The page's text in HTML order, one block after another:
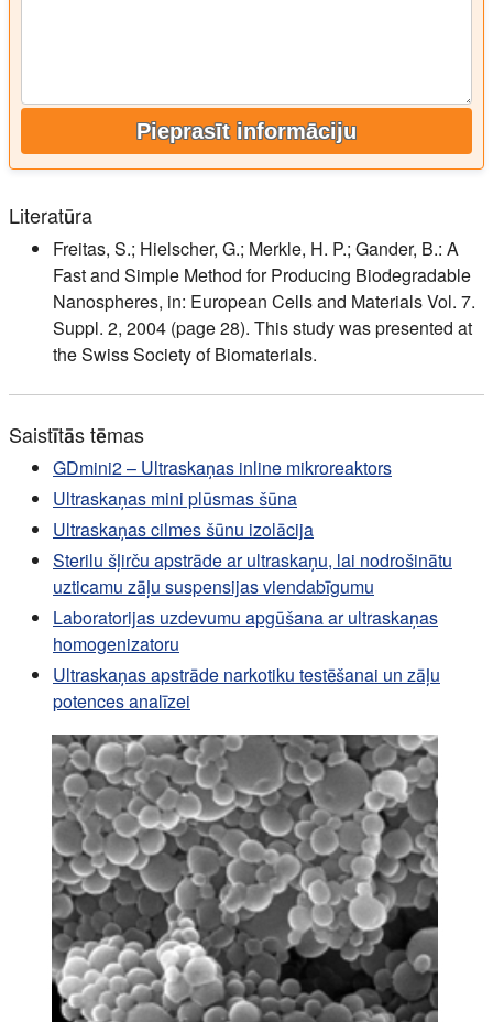
Pieprasīt informāciju
Literatūra
Freitas, S.; Hielscher, G.; Merkle, H. P.; Gander, B.: A
Fast and Simple Method for Producing Biodegradable
Nanospheres, in: European Cells and Materials Vol. 7.
Suppl. 2, 2004 (page 28). This study was presented at
the Swiss Society of Biomaterials.
Saistītās tēmas
GDmini2 – Ultraskaņas inline mikroreaktors
Ultraskaņas mini plūsmas šūna
Ultraskaņas cilmes šūnu izolācija
Sterilu šļirču apstrāde ar ultraskaņu, lai nodrošinātu
uzticamu zāļu suspensijas viendabīgumu
Laboratorijas uzdevumu apgūšana ar ultraskaņas
homogenizatoru
Ultraskaņas apstrāde narkotiku testēšanai un zāļu
potences analīzei